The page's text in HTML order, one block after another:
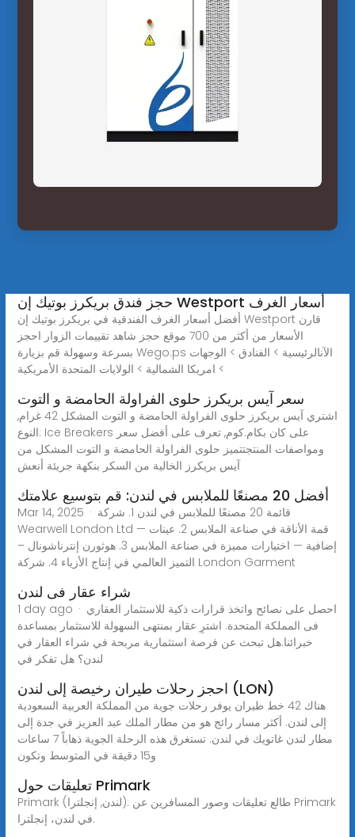
حجز فندق بريكرز بوتيك إن Westport أسعار الغرف
أفضل أسعار الغرف الفندقية في بريكرز بوتيك إن Westport قارن
الأسعار من أكثر من 700 موقع حجز شاهد تقييمات الزوار احجز
بسرعة وسهولة قم بزيارة Wego.ps الآنالرئيسية > الفنادق > الوجهات
> امريكا الشمالية > الولايات المتحدة الأمريكية
سعر آيس بريكرز حلوى الفراولة الحامضة و التوت
اشتري آيس بريكرز حلوى الفراولة الحامضة و التوت المشكل 42 غرام,
النوع: Ice Breakers على كان بكام.كوم, تعرف على أفضل سعر
ومواصفات المنتجتتميز حلوى الفراولة الحامضة و التوت المشكل من
آيس بريكرز الخالية من السكر بنكهة جريئة أنعش
أفضل 20 مصنعًا للملابس في لندن: قم بتوسيع علامتك
Mar 14, 2025 · قائمة 20 مصنعًا للملابس في لندن 1. شركة
Wearwell London Ltd — قمة الأناقة في صناعة الملابس 2. عينات
إضافية — اختيارات مميزة في صناعة الملابس 3. هوثورن إنترناشونال –
التميز العالمي في إنتاج الأزياء 4. شركة London Garment
شراء عقار فى لندن
1 day ago · احصل على نصائح واتخذ قرارات ذكية للاستثمار العقاري
فى المملكة المتحدة. اشترِ عقار بمنتهى السهولة للاستثمار بمساعدة
خبرائنا.هل تبحث عن فرصة استثمارية مربحة في شراء العقار في
لندن؟ هل تفكر في
احجز رحلات طيران رخيصة إلى لندن (LON)
هناك 42 خط طيران يوفر رحلات جوية من المملكة العربية السعودية
إلى لندن. أكثر مسار رائج هو من مطار الملك عبد العزيز في جدة إلى
مطار لندن غاتويك في لندن. تستغرق هذه الرحلة الجوية ذهاباً 7 ساعات
و15 دقيقة في المتوسط وتكون
تعليقات حول ‪Primark‬
‪Primark‬ (لندن, إنجلترا): طالع تعليقات وصور المسافرين عن ‪Primark‬
في لندن، إنجلترا.